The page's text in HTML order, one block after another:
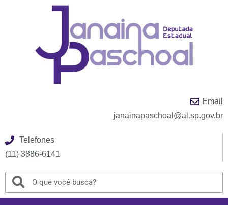
Email
janainapaschoal@al.sp.gov.br
Telefones
(11) 3886-6141